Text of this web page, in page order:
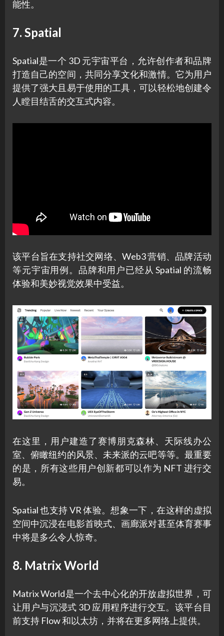
能性。
7. Spatial
Spatial是一个 3D 元宇宙平台，允许创作者和品牌
打造自己的空间，共同分享文化和激情。它为用户
提供了强大且易于使用的工具，可以轻松地创建令
人瞠目结舌的交互式内容。
该平台旨在支持社交网络、Web3 营销、品牌活动
等元宇宙用例。品牌和用户已经从 Spatial 的流畅
体验和美妙视觉效果中受益。
在这里，用户建造了赛博朋克森林、天际线办公
室、俯瞰纽约的风景、未来派的云吧等等。最重要
的是，所有这些用户创新都可以作为 NFT 进行交
易。
Spatial 也支持 VR 体验。想象一下，在这样的虚拟
空间中沉浸在电影首映式、画廊派对甚至体育赛事
中将是多么令人惊奇。
8. Matrix World
Matrix World是一个去中心化的开放虚拟世界，可
让用户与沉浸式 3D 应用程序进行交互。该平台目
前支持 Flow 和以太坊，并将在更多网络上提供。